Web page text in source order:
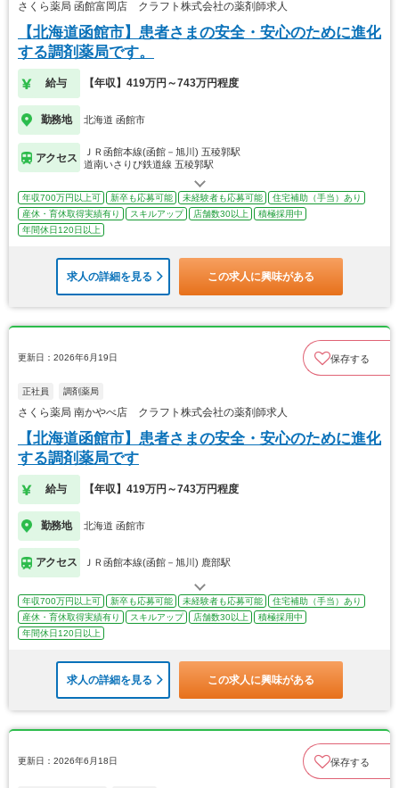
さくら薬局 函館富岡店 クラフト株式会社の薬剤師求人
【北海道函館市】患者さまの安全・安心のために進化
する調剤薬局です。
給与 【年収】419万円～743万円程度
勤務地 北海道 函館市
アクセス
ＪＲ函館本線(函館－旭川) 五稜郭駅
道南いさりび鉄道線 五稜郭駅
年収700万円以上可 新卒も応募可能 未経験者も応募可能
住宅補助（手当）あり
産休・育休取得実績有り
スキルアップ 店舗数30以上
積極採用中
年間休日120日以上
求人の詳細を見る この求人に興味がある
更新日：2026年6月19日 保存する
正社員 調剤薬局
さくら薬局 南かやべ店 クラフト株式会社の薬剤師求人
【北海道函館市】患者さまの安全・安心のために進化
する調剤薬局です
給与 【年収】419万円～743万円程度
勤務地 北海道 函館市
アクセス ＪＲ函館本線(函館－旭川) 鹿部駅
年収700万円以上可 新卒も応募可能 未経験者も応募可能
住宅補助（手当）あり
産休・育休取得実績有り
スキルアップ 店舗数30以上
積極採用中
年間休日120日以上
求人の詳細を見る この求人に興味がある
更新日：2026年6月18日 保存する